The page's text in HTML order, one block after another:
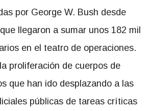
por George W. Bush desde
llegaron a sumar unos 182 mil
en el teatro de operaciones.
proliferación de cuerpos de
que han ido desplazando a las
públicas de tareas críticas